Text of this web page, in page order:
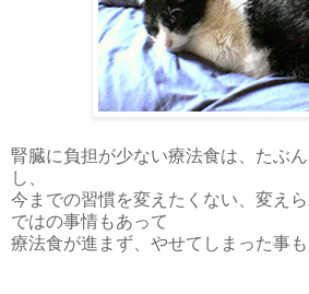
腎臓に負担が少ない療法食は、たぶ
し、
今までの習慣を変えたくない、変え
ではの事情もあって
療法食が進まず、やせてしまった事も